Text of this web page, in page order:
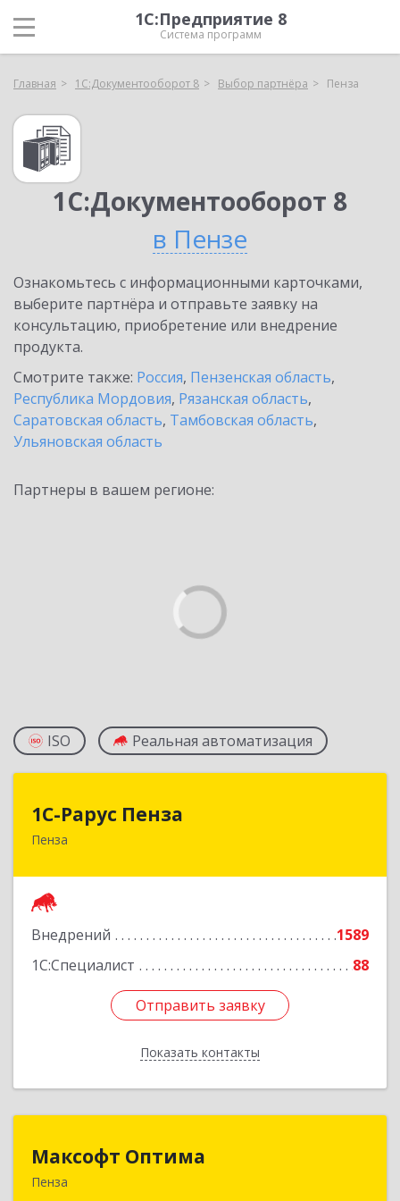
1С:Предприятие 8
Система программ
Главная 1С:Документооборот 8 Выбор партнёра Пенза
1С:Документооборот 8
в Пензе
Ознакомьтесь с информационными карточками,
выберите партнёра и отправьте заявку на
консультацию, приобретение или внедрение
продукта.
Смотрите также: Россия, Пензенская область,
Республика Мордовия, Рязанская область,
Саратовская область, Тамбовская область,
Ульяновская область
Партнеры в вашем регионе:
ISO Реальная автоматизация
1С-Рарус Пенза
Пенза
Внедрений
1589
1С:Специалист
88
Отправить заявку
Показать контакты
440028, Пензенская обл, г.о. г.Пенза, Пенза г,
Отправить заявку
Назад
Максофт Оптима
Пенза440000, Пензенская обл, Пенза г, Кураева ул,